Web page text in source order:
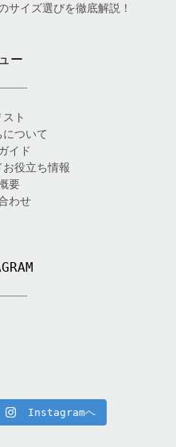
サイズ選びを徹底解説！
ー
ト
ついて
イド
役立ち情報
要
わせ
Instagramへ